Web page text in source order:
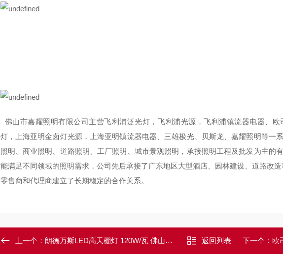
佛山市嘉耀照明有限公司主营飞利浦泛光灯，飞利浦光源，飞利浦镇流器电器、
灯，上海亚明金卤灯光源，上海亚明镇流器电器、三雄极光、贝斯龙、嘉耀照明等一
照明、商业照明、道路照明、工厂照明、城市景观照明，承接照明工程及批发为主的
能满足不同领域的照明需求，公司先后承接了广东地区大型酒店、园林建设、道路改
零售商和代理商建立了长期稳定的合作关系。
上一个： 朗德万斯LED高天棚灯 120W/瓦 佛山代理商 返回列表 下一个： 欧